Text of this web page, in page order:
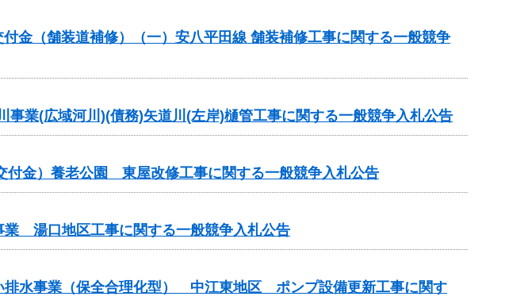
金（舗装道補修）（一）安八平田線 舗装補修工事に関する一般競争
業(広域河川)(債務)矢道川(左岸)樋管工事に関する一般競争入札公告
金）養老公園 東屋改修工事に関する一般競争入札公告
湯口地区工事に関する一般競争入札公告
排水事業（保全合理化型） 中江東地区 ポンプ設備更新工事に関す